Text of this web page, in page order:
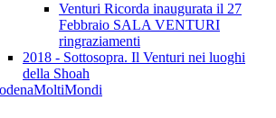
Venturi Ricorda inaugurata il 27
Febbraio SALA VENTURI
ringraziamenti
2018 - Sottosopra. Il Venturi nei luoghi
della Shoah